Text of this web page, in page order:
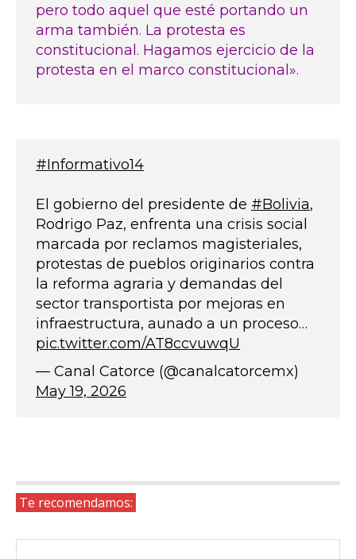
pero todo aquel que esté portando un
arma también. La protesta es
constitucional. Hagamos ejercicio de la
protesta en el marco constitucional».
#Informativo14
El gobierno del presidente de #Bolivia,
Rodrigo Paz, enfrenta una crisis social
marcada por reclamos magisteriales,
protestas de pueblos originarios contra
la reforma agraria y demandas del
sector transportista por mejoras en
infraestructura, aunado a un proceso…
pic.twitter.com/AT8ccvuwqU
— Canal Catorce (@canalcatorcemx)
May 19, 2026
Te recomendamos: